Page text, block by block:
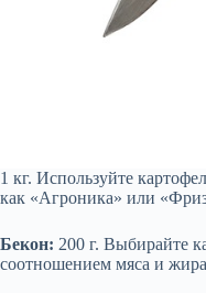
1 кг. Используйте
как «Агроника» или
Бекон: 200 г. Выбирайте
соотношением мяса и